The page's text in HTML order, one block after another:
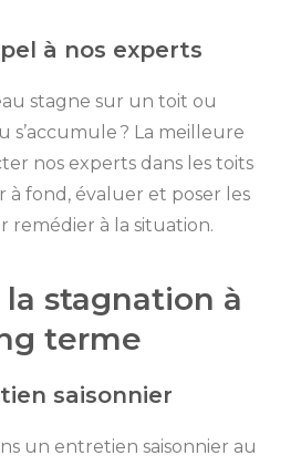
à nos experts
stagne sur un toit ou
s’accumule ? La meilleure
nos experts dans les toits
à fond, évaluer et poser les
remédier à la situation.
stagnation à
terme
saisonnier
un entretien saisonnier au